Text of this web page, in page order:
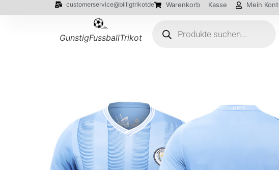
customerservice@billigtrikotde Warenkorb Kasse Mein
GunstigFussballTrikot